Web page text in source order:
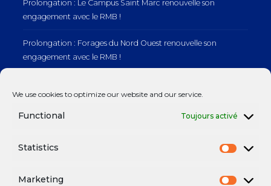
We use cookies to optimize our website and our service.
Functional Toujours activé
Statistics
Marketing
Prolongation : Le Campus Saint Marc renouvelle son
engagement avec le RMB !
Prolongation : Forages du Nord Ouest renouvelle son
engagement avec le RMB !
engagement avec le RMB !
Mentions légales